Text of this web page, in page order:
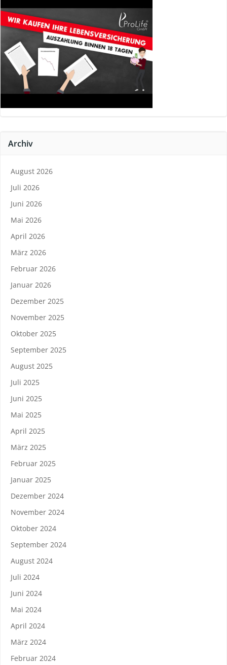
Archiv
August 2026
Juli 2026
Juni 2026
Mai 2026
April 2026
März 2026
Februar 2026
Januar 2026
Dezember 2025
November 2025
Oktober 2025
September 2025
August 2025
Juli 2025
Juni 2025
Mai 2025
April 2025
März 2025
Februar 2025
Januar 2025
Dezember 2024
November 2024
Oktober 2024
September 2024
August 2024
Juli 2024
Juni 2024
Mai 2024
April 2024
März 2024
Februar 2024